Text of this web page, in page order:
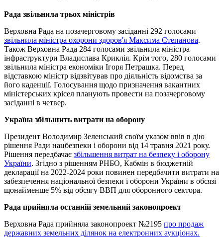
Рада звільнила трьох міністрів
Верховна Рада на позачерговому засіданні 292 голосами
звільнила міністра охорони здоров'я Максима Степанова.
Також Верховна Рада 284 голосами звільнила міністра
інфраструктури Владислава Криклія. Крім того, 280 голосами
звільнила міністра економіки Ігоря Петрашка. Перед
відставкою міністр відзвітував про діяльність відомства за
його каденції. Голосування щодо призначення вакантних
міністерських крісел планують провести на позачерговому
засіданні в четвер.
Україна збільшить витрати на оборону
Президент Володимир Зеленський своїм указом ввів в дію
рішення Ради нацбезпеки і оборони від 14 травня 2021 року.
Рішення передбачає збільшення витрат на безпеку і оборону
України. Згідно з рішенням РНБО, Кабмін в бюджетній
декларації на 2022-2024 роки повинен передбачити витрати на
забезпечення національної безпеки і оборони України в обсязі
щонайменше 5% від обсягу ВВП для оборонного сектора.
Рада прийняла останній земельний законопроект
Верховна Рада прийняла законопроект №2195 про продаж
державних земельних ділянок на електронних аукціонах.